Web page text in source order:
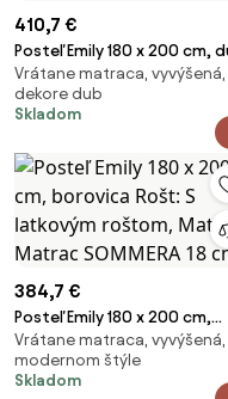
410,7 €
Posteľ Emily 180 x 200 cm,
Rošt: Bez roštu, Matrac:
Matrac COCO MAXI 20 cm
Vrátane matraca, vyvýšená,
dekore dub
Skladom
384,7 €
Posteľ Emily 180 x 200 cm,
borovica Rošt: S latkovým
roštom, Matrac: Matrac
SOMMERA 18 cm
Vrátane matraca, vyvýšená,
modernom štýle
Skladom